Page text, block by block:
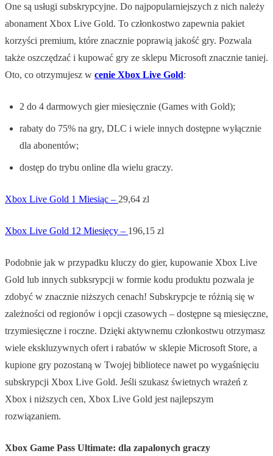
One są usługi subskrypcyjne. Do najpopularniejszych z nich należy
abonament Xbox Live Gold. To członkostwo zapewnia pakiet
korzyści premium, które znacznie poprawią jakość gry. Pozwala
także oszczędzać i kupować gry ze sklepu Microsoft znacznie taniej.
Oto, co otrzymujesz w cenie Xbox Live Gold:
2 do 4 darmowych gier miesięcznie (Games with Gold);
rabaty do 75% na gry, DLC i wiele innych dostępne wyłącznie
dla abonentów;
dostęp do trybu online dla wielu graczy.
Xbox Live Gold 1 Miesiąc – 29,64 zl
Xbox Live Gold 12 Miesięcy – 196,15 zl
Podobnie jak w przypadku kluczy do gier, kupowanie Xbox Live
Gold lub innych subksrypcji w formie kodu produktu pozwala je
zdobyć w znacznie niższych cenach! Subskrypcje te różnią się w
zależności od regionów i opcji czasowych – dostępne są miesięczne,
trzymiesięczne i roczne. Dzięki aktywnemu członkostwu otrzymasz
wiele ekskluzywnych ofert i rabatów w sklepie Microsoft Store, a
kupione gry pozostaną w Twojej bibliotece nawet po wygaśnięciu
subskrypcji Xbox Live Gold. Jeśli szukasz świetnych wrażeń z
Xbox i niższych cen, Xbox Live Gold jest najlepszym
rozwiązaniem.
Xbox Game Pass Ultimate: dla zapalonych graczy